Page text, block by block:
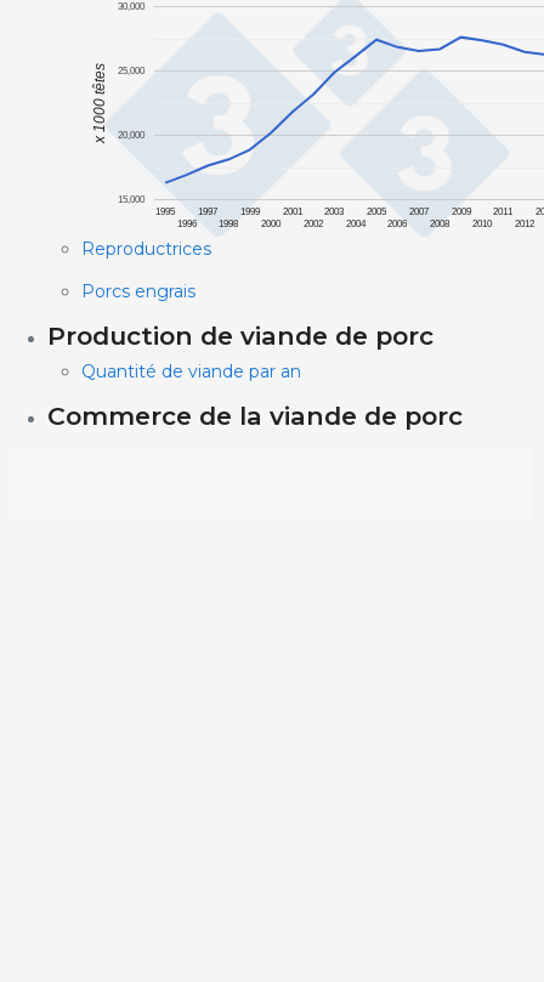
1995
1996
1997
1998
1999
2000
2001
2002
2003
2004
2005
2006
2007
2008
2009
2010
2011
2012
15,000
20,000
25,000
30,000
x 1000 têtes
Reproductrices
Porcs engrais
Production de viande de porc
Quantité de viande par an
Commerce de la viande de porc